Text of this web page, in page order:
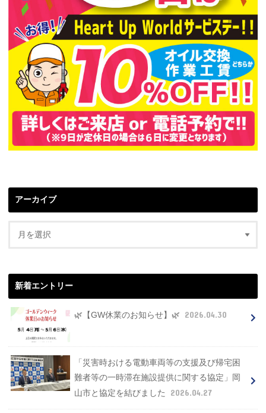
アーカイブ
新着エントリー
🌿【GW休業のお知らせ】🌿 2026.04.30
「災害時おける電動車両等の支援及び帰宅困
難者等の一時滞在施設提供に関する協定」岡
山市と協定を結びました
2026.04.27